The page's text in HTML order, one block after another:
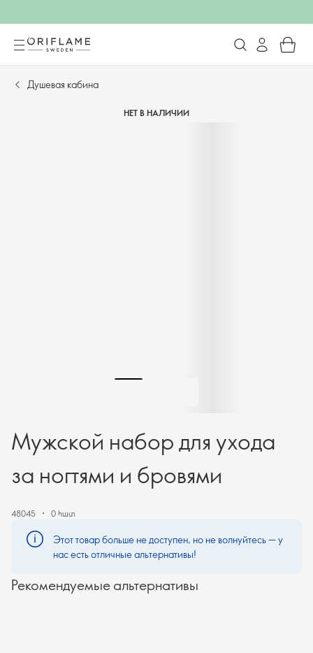
Душевая кабина
НЕТ В НАЛИЧИИ
Мужской набор для ухода
за ногтями и бровями
48045 0 հատ
Этот товар больше не доступен, но не волнуйтесь — у
нас есть отличные альтернативы!
Рекомендуемые альтернативы